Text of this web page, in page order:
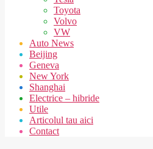
Toyota
Volvo
VW
Auto News
Beijing
Geneva
New York
Shanghai
Electrice – hibride
Utile
Articolul tau aici
Contact